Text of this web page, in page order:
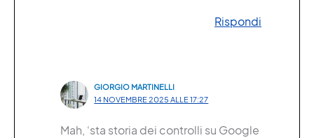
Rispondi
GIORGIO MARTINELLI
14 NOVEMBRE 2025 ALLE 17:27
Mah, ‘sta storia dei controlli su Google